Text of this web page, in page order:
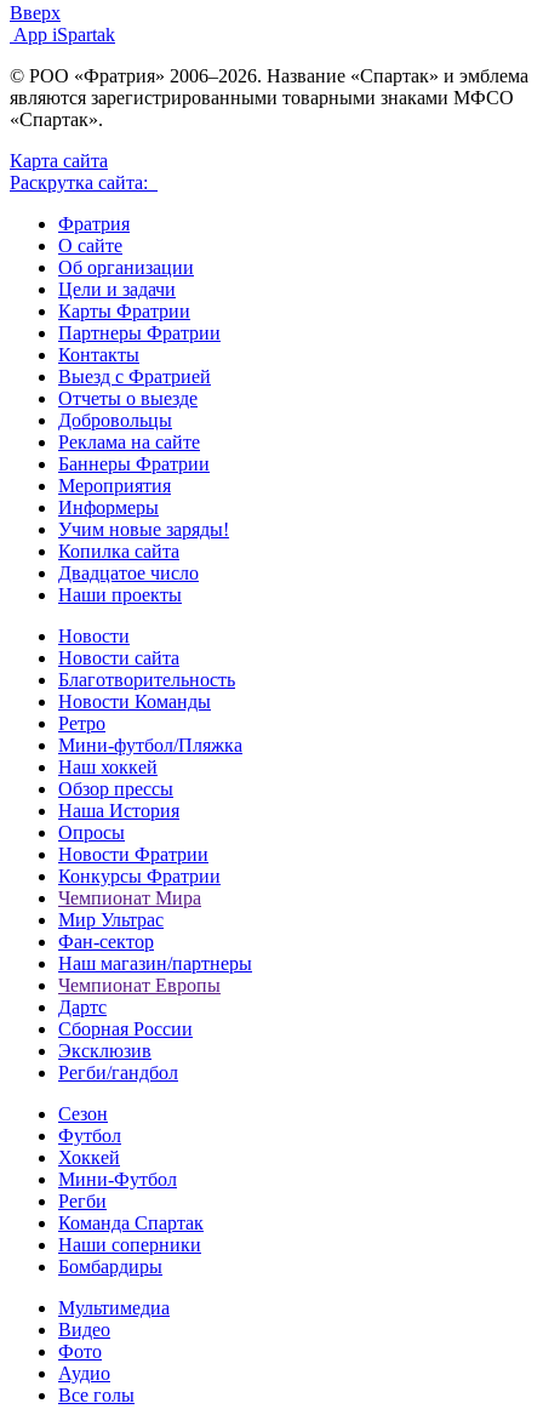
Вверх
App iSpartak
© РОО «Фратрия» 2006–2026. Название «Спартак» и эмблема
являются зарегистрированными товарными знаками МФСО
«Спартак».
Карта сайта
Раскрутка сайта:
Фратрия
О сайте
Об организации
Цели и задачи
Карты Фратрии
Партнеры Фратрии
Контакты
Выезд с Фратрией
Отчеты о выезде
Добровольцы
Реклама на сайте
Баннеры Фратрии
Мероприятия
Информеры
Учим новые заряды!
Копилка сайта
Двадцатое число
Наши проекты
Новости
Новости сайта
Благотворительность
Новости Команды
Ретро
Мини-футбол/Пляжка
Наш хоккей
Обзор прессы
Наша История
Опросы
Новости Фратрии
Конкурсы Фратрии
Чемпионат Мира
Мир Ультрас
Фан-cектор
Наш магазин/партнеры
Чемпионат Европы
Дартс
Сборная России
Эксклюзив
Регби/гандбол
Сезон
Футбол
Хоккей
Мини-Футбол
Регби
Команда Спартак
Наши соперники
Бомбардиры
Мультимедиа
Видео
Фото
Аудио
Все голы